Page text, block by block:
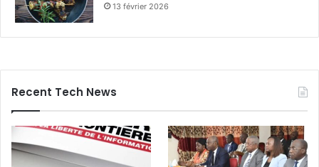
13 février 2026
Recent Tech News